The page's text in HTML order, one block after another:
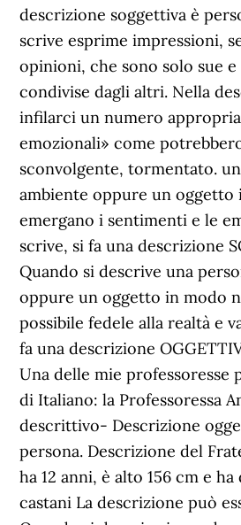
descrizione soggettiva è
scrive esprime impressioni,
opinioni, che sono solo sue
condivise dagli altri. Nella
infilarci un numero
emozionali» come
sconvolgente, tormentato.
ambiente oppure un oggetto
emergano i sentimenti e le
scrive, si fa una descrizione
Quando si descrive una
oppure un oggetto in modo
possibile fedele alla realtà e
fa una descrizione
Una delle mie professoresse
di Italiano: la Professoressa
descrittivo- Descrizione
persona. Descrizione del
ha 12 anni, è alto 156 cm e
castani La descrizione può